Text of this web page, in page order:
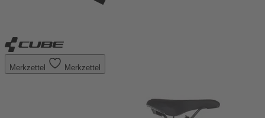
Merkzettel Merkzettel